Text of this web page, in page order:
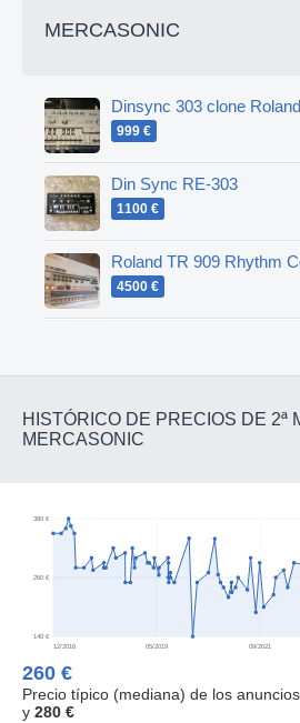
MERCASONIC
Dinsync 303 clone
999 €
Din Sync RE-303
1100 €
Roland TR 909 Rhythm
4500 €
HISTÓRICO DE PRECIOS DE 2ª
MERCASONIC
140 €
260 €
380 €
12/2016 05/2019 09/2021
260 €
Precio típico (mediana) de los
y 280 €